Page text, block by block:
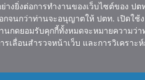
งยิ่งต่อการทำงานของเว็บไซต์ของ ป
กจนกว่าท่านจะอนุญาตให้ ปตท. เปิดใ
นกดยอมรับคุกกี้ทั้งหมดจะหมายความ
รเลื่อนสำรวจหน้าเว็บ และการวิเคร